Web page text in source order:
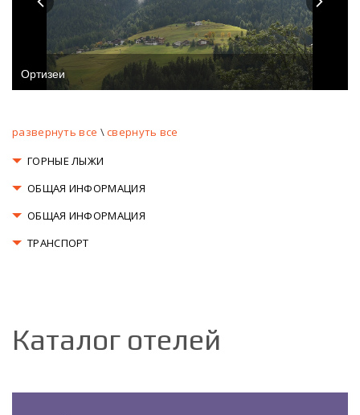
Ортизеи
развернуть все \свернуть все
ГОРНЫЕ ЛЫЖИ
ОБЩАЯ ИНФОРМАЦИЯ
ОБЩАЯ ИНФОРМАЦИЯ
ТРАНСПОРТ
Каталог отелей